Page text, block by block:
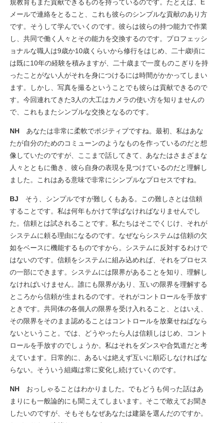
規教育もまた貢献できるものを持っているのです。たとえば、E
メールで連絡をとること、これも彼らのシンプルな貢献のあり方
です。そうして学んでいくのです。彼らは彼らの持つ能力で作業
し、共同で働く人々とその能力を交換するのです。プロフェッシ
ョナルな職人は9歳か10歳くらいから修行をはじめ、二十歳頃に
は既に10年の経験を積みますが、二十歳まで一度ものこぎりを持
ったことがない人がそれを身につけるには時間がかかってしまい
ます。しかし、写真を撮るということでも彼らは貢献できるので
す。今回連れてきた3人の大工はカメラの使い方を知りませんの
で、これもまたシンプルな交換となるのです。
NH あなたは非常に柔軟でポジティブですね。最初、私はあな
たが自分のためのコミューンのようなものを作っているのだと想
像していたのですが、ここまで話してきて、あなたはさまざまな
人々とともに働き、彼ら自身の表現を見つけているのだと理解し
ました。これはある意味で非常にシンプルなプロセスですね。
BJ そう、シンプルですが難しくもある。この難しさとは信頼
することです。私は何年もかけて学ばなければなりませんでし
た。信頼とは試されることです。私たちはそこでくじけ、それが
システムに頼る理由になるのです。なぜならシステムは信頼の欠
如をベースに機能するものですから。システムに反対するわけで
はないのです。信頼をシステムに組み込めれば、それをプロセス
の一部にできます。システムには限界があることを知り、理解し
なければいけません。誰にも限界があり、互いの限界を理解する
ところから信頼が生まれるのです。それがコントロールを手放す
ときです。共同体の各個人の限界を受け入れること、とはいえ、
その限界をそのまま認めることはコントロールを放棄せねばなら
ないということ。では、どうやったら人は信頼しはじめ、コント
ロールを手放すのでしょうか。私はそれをダンスや合気道だと考
えています。日常的に、あるいは絶えず互いに順応しなければな
らない。そういう組織は常に変化し続けていくのです。
NH おっしゃることはわかりました。でもどうも伺った話はあ
まりにも一般論的にも聞こえてしまいます。そこで敢えてお聞き
したいのですが、そもそもなぜあなたは建築を選んだのですか。